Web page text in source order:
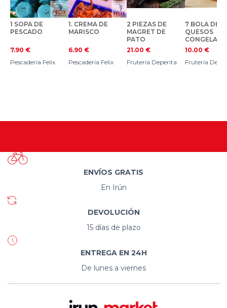
1 SOPA DE
PESCADO
7.90 €
Pescadería Felix
1. CREMA DE
MARISCO
6.90 €
Pescadería Felix
2 PIEZAS DE
MAGRET DE
PATO
CONGELADO
21.00 €
Frutería Deperita
7 BOLA DE
QUESOS
POR 10€
10.00 €
Frutería
ENVÍOS GRATIS
En Irún
DEVOLUCIÓN
15 días de plazo
ENTREGA EN 24H
De lunes a viernes